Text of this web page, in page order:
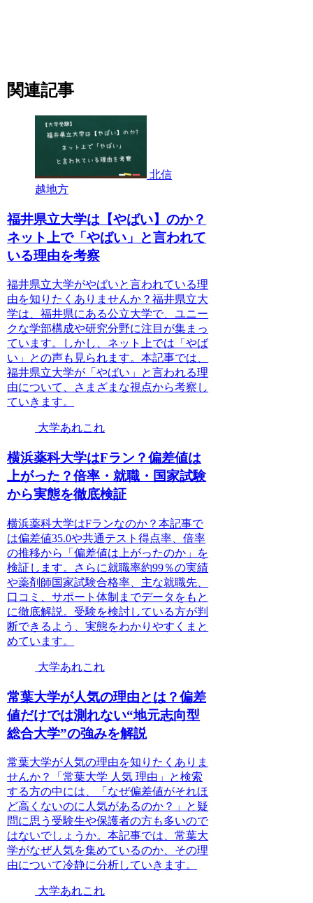
関連記事
北信
越地方
福井県立大学は【やばい】のか？
ネット上で「やばい」と言われて
いる理由を考察
福井県立大学がやばいと言われている理
由を知りたくありませんか？福井県立大
学は、福井県にある公立大学で、ユニー
クな学部構成や研究分野に注目が集まっ
ています。しかし、ネット上では「やば
い」との声も見られます。本記事では、
福井県立大学が「やばい」と言われる理
由について、さまざまな視点から考察し
ていきます。
大学あれこれ
横浜薬科大学はFラン？偏差値は
上がった？倍率・就職・国家試験
から実態を徹底検証
横浜薬科大学はFランなのか？本記事で
は偏差値35.0や共通テスト得点率、倍率
の推移から「偏差値は上がったのか」を
検証します。さらに就職率約99％の実績
や薬剤師国家試験合格率、主な就職先、
口コミ、サポート体制までデータをもと
に徹底解説。受験を検討している方が判
断できるよう、実態をわかりやすくまと
めています。
大学あれこれ
常葉大学が人気の理由とは？偏差
値だけでは測れない“地元志向型
総合大学”の強みを解説
常葉大学が人気の理由を知りたくありま
せんか？「常葉大学 人気 理由」と検索
する方の中には、「なぜ偏差値がそれほ
ど高くないのに人気があるのか？」と疑
問に思う受験生や保護者の方も多いので
はないでしょうか。本記事では、常葉大
学がなぜ人気を集めているのか、その理
由について冷静に分析していきます。
大学あれこれ